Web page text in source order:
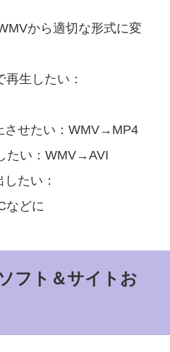
から適切な形式に変
生したい：
させたい：WMV→MP4
たい：WMV→AVI
たい：
などに
フト＆サイトお